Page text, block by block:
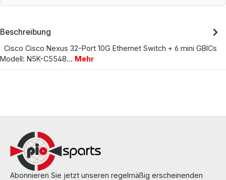
Beschreibung
Cisco Cisco Nexus 32-Port 10G Ethernet Switch + 6 mini GBICs
Modell: N5K-C5548… Mehr
Abonnieren Sie jetzt unseren regelmäßig erscheinenden